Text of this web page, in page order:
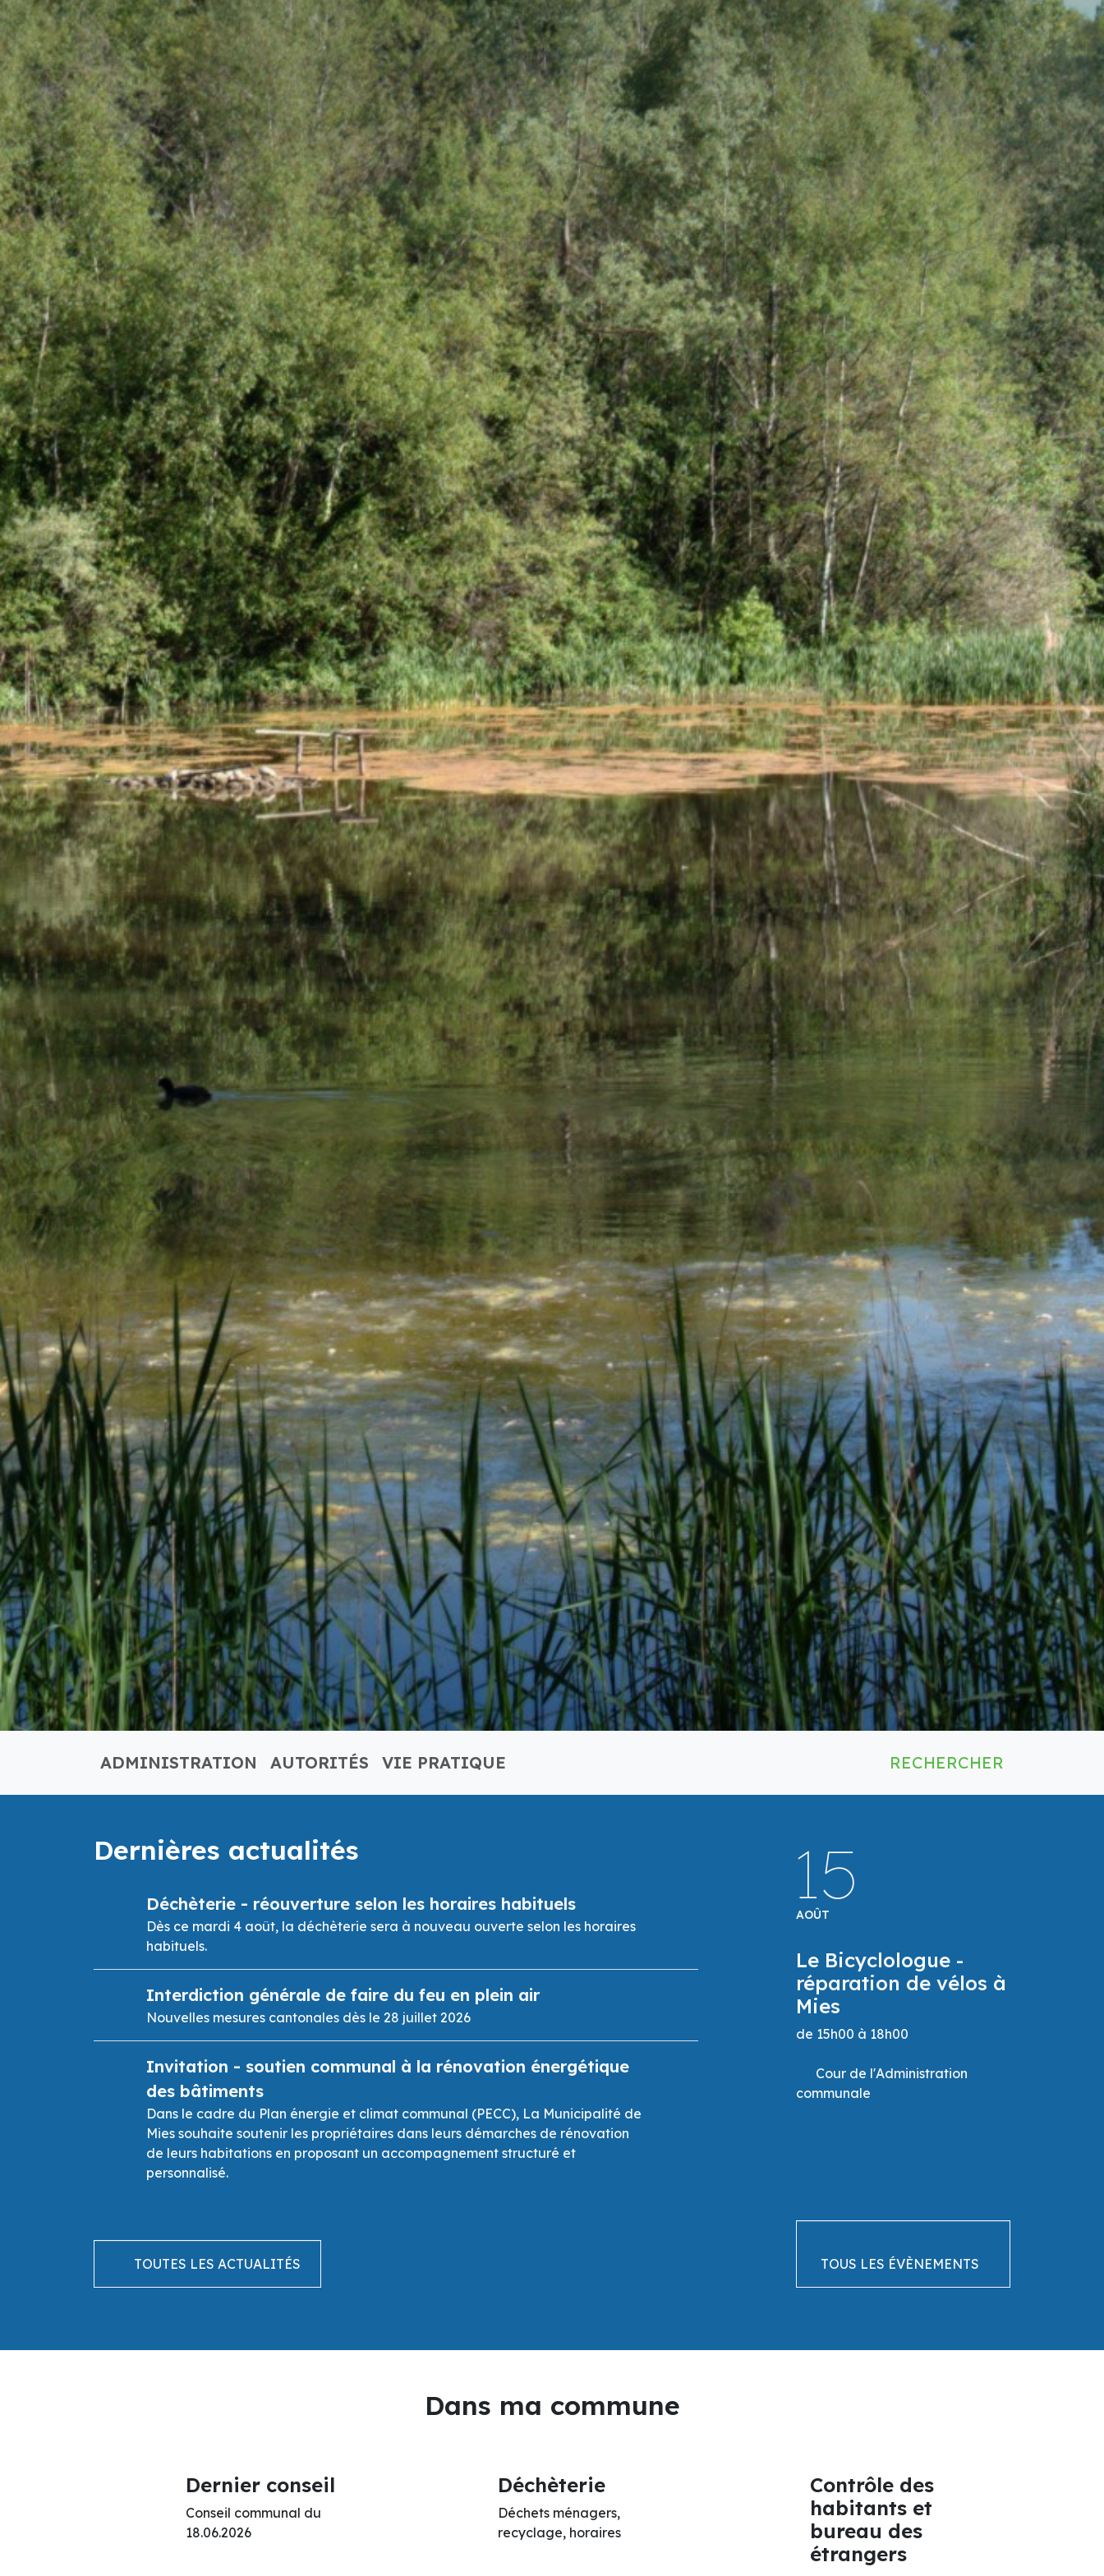
ADMINISTRATION AUTORITÉS VIE PRATIQUE RECHERCHER
Dernières actualités
Déchèterie - réouverture selon les horaires habituels
Dès ce mardi 4 août, la déchèterie sera à nouveau ouverte selon les horaires
habituels.
Interdiction générale de faire du feu en plein air
Nouvelles mesures cantonales dès le 28 juillet 2026
Invitation - soutien communal à la rénovation énergétique
des bâtiments
Dans le cadre du Plan énergie et climat communal (PECC), La Municipalité de
Mies souhaite soutenir les propriétaires dans leurs démarches de rénovation
de leurs habitations en proposant un accompagnement structuré et
personnalisé.
TOUTES LES ACTUALITÉS
19
SEPTEMBRE
Le Bicyclologue -
réparation de vélos à
Mies
de 15h00 à 18h00
Cour de l'Administration
communale
17
OCTOBRE
Le Bicyclologue -
réparation de vélos à
Mies
de 15h00 à 18h00
Cour de l'Administration
communale
15
AOÛT
Le Bicyclologue -
réparation de vélos à
Mies
de 15h00 à 18h00
27
AOÛT
Cinéma sous les
étoiles
population par la commune de
Mies
4 6
TOUS LES ÉVÈNEMENTS
Dans ma commune
Dernier conseil
Conseil communal du
18.06.2026
Déchèterie
Déchets ménagers,
recyclage, horaires
Contrôle des
habitants et
bureau des
étrangers